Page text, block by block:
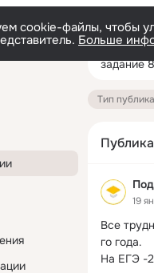
cookie-файлы, чтобы
Больше
Тип
19
Все
го года.
На ЕГЭ -